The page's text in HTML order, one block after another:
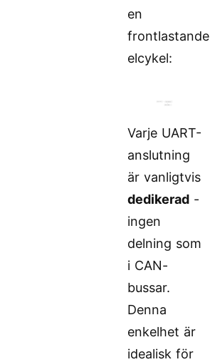
en
frontlastande
elcykel:
Varje UART-
anslutning
är vanligtvis
dedikerad -
ingen
delning som
i CAN-
bussar.
Denna
enkelhet är
idealisk för